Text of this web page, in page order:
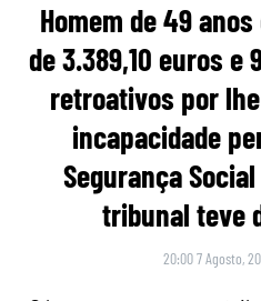
Homem de 49
de 3.389,10 euros e
retroativos por
incapacidade
Segurança
tribunal teve
20:00 7 Agosto,